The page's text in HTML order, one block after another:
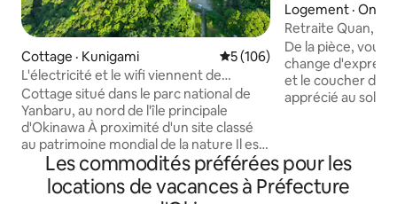
Cottage · Kunigami Note moyenne de 5 sur 5,
5 (106)
L'électricité et le wifi viennent de
l'espace. Une maison isolée. Cottage
hors réseau dans le parc national de
Yambaru
Cottage situé dans le parc national de
Yanbaru, au nord de l'île principale
d'Okinawa À proximité d'un site classé
au patrimoine mondial de la nature Il est
situé dans la nature et n'a pas
d'électricité ni d'eau courante.
L'électricité est fournie par l'énergie
Logement · Onna
Retraite Quan,
vue sur l'océan et
De la pièce, vous
change
et le coucher du
apprécié au soleil. Sur le thème du
séjour, diverses
et de paix
sauna et un lit spa. Pendant votre
Les commodités préférées pour les
locations de vacances à Préfecture